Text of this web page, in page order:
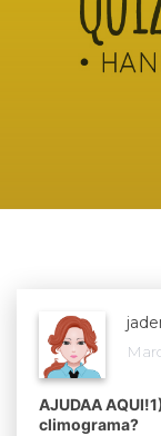
AJUDAA
climograma?